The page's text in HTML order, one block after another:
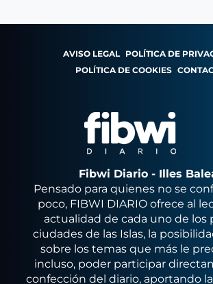
AVISO LEGAL POLÍTICA DE
POLÍTICA DE COOKIES
Fibwi Diario - Illes
Pensado para quienes no se
poco, FIBWI DIARIO ofrece al
actualidad de cada uno de los
ciudades de las Islas, la
sobre los temas que más le
incluso, poder participar
confección del diario, aportando